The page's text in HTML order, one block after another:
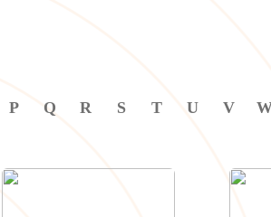
P Q R S T U V